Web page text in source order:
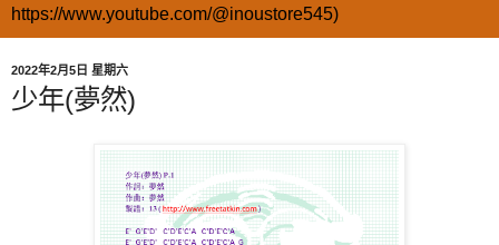
https://www.youtube.com/@inoustore545)
2022年2月5日 星期六
少年(夢然)